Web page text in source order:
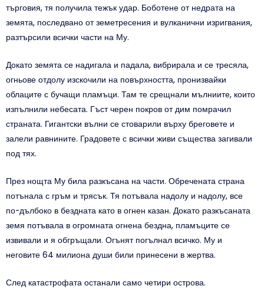
търговия, тя получила тежък удар. Боботене от недрата на
земята, последвано от земетресения и вулканични изригвания,
разтърсили всички части на Му.
Докато земята се надигала и падала, вибрирала и се тресяла,
огньове отдолу изскочили на повърхността, пронизвайки
облаците с бучащи пламъци. Там те срещнали мълниите, които
изпълнили небесата. Гъст черен покров от дим помрачил
страната. Гигантски вълни се стоварили върху бреговете и
залели равнините. Градовете с всички живи същества загивали
под тях.
През нощта Му била разкъсана на части. Обречената страна
потънала с гръм и трясък. Тя потъвала надолу и надолу, все
по-дълбоко в бездната като в огнен казан. Докато разкъсаната
земя потъвала в огромната огнена бездна, пламъците се
извивали и я обгръщали. Огънят погълнал всичко. Му и
неговите 64 милиона души били принесени в жертва.
След катастрофата останали само четири острова.